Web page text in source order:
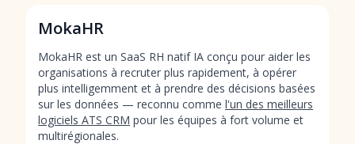
MokaHR
MokaHR est un SaaS RH natif IA conçu pour aider les
organisations à recruter plus rapidement, à opérer
plus intelligemment et à prendre des décisions basées
sur les données — reconnu comme l'un des meilleurs
logiciels ATS CRM pour les équipes à fort volume et
multirégionales.